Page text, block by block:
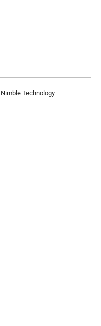
Nimble Technology